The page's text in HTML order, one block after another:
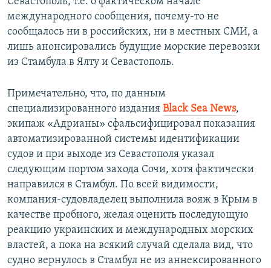
международного сообщения, почему-то не
сообщалось ни в российских, ни в местных СМИ, а
лишь анонсировались будущие морские перевозки
из Стамбула в Ялту и Севастополь.
Примечательно, что, по данным
специализированного издания Black Sea News,
экипаж «Адрианы» сфальсифицировал показания
автоматизированной системы идентификации
судов и при выходе из Севастополя указал
следующим портом захода Сочи, хотя фактически
направился в Стамбул. По всей видимости,
компания-судовладелец выполнила вояж в Крым в
качестве пробного, желая оценить последующую
реакцию украинских и международных морских
властей, а пока на всякий случай сделала вид, что
судно вернулось в Стамбул не из аннексированного